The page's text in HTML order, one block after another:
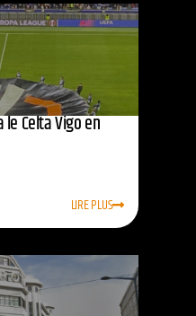
le Celta Vigo en
LIRE PLUS